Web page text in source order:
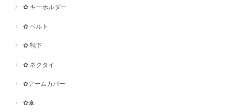
✿ キーホルダー
✿ ベルト
✿ 靴下
✿ ネクタイ
✿アームカバー
✿傘